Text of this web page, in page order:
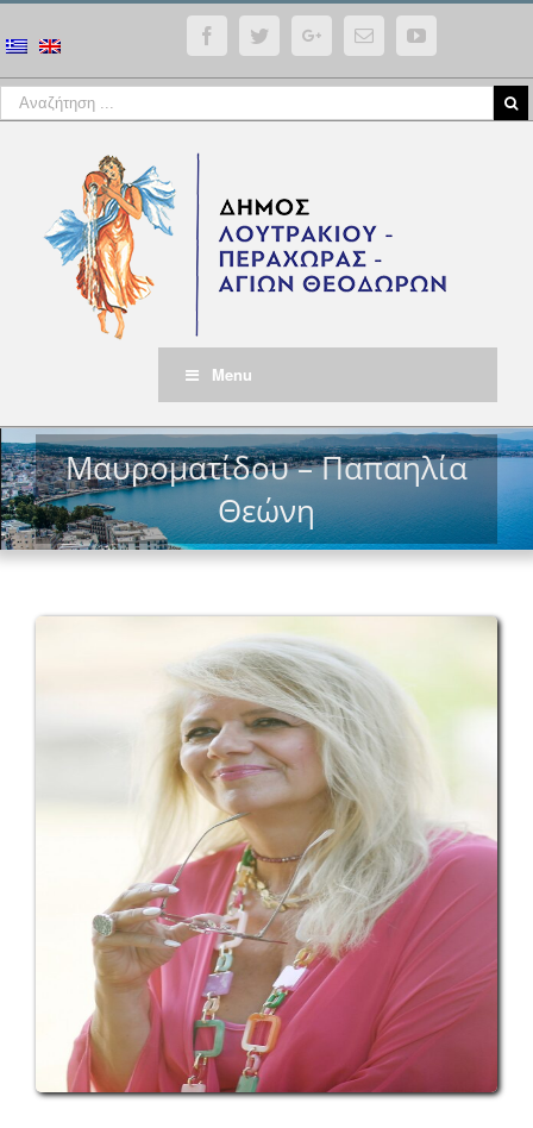
FacebookTwitterGoogle+Email YouTube
Menu
Μαυροματίδου – Παπαηλία
Θεώνη
View